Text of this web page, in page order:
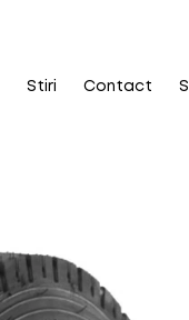
Stiri Contact